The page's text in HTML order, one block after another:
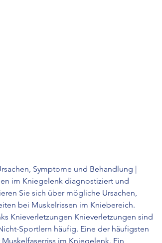
Symptome und Behandlung |
im Kniegelenk diagnostiziert und
Sie sich über mögliche Ursachen,
bei Muskelrissen im Kniebereich.
Knieverletzungen Knieverletzungen sind
Sportlern häufig. Eine der häufigsten
im Kniegelenk. Ein